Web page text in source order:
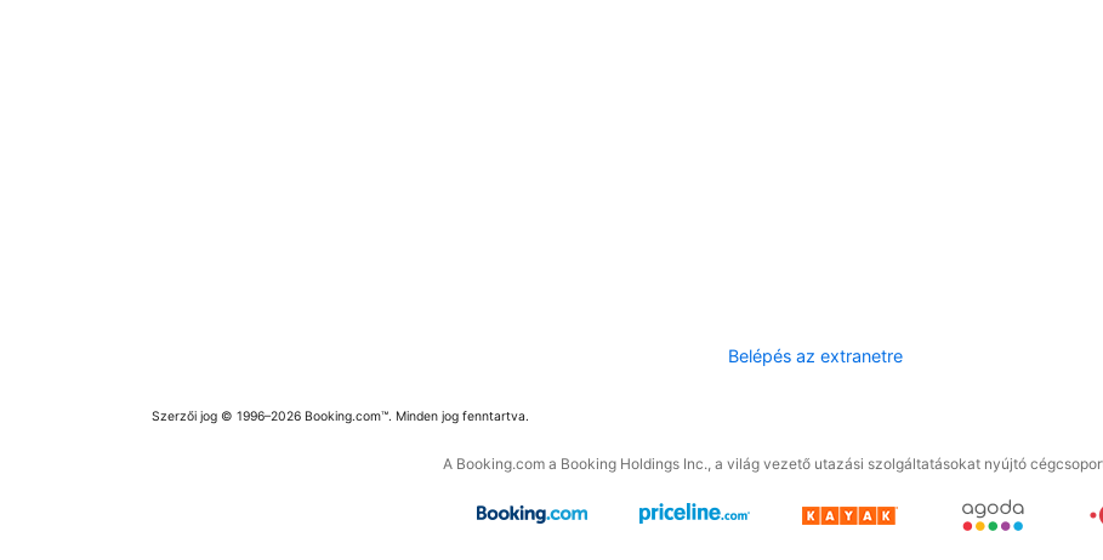
Belépés az extranetre
Szerzői jog © 1996–2026 Booking.com™. Minden jog fenntartva.
A Booking.com a Booking Holdings Inc., a világ vezető utazási szolgáltatásokat nyújtó